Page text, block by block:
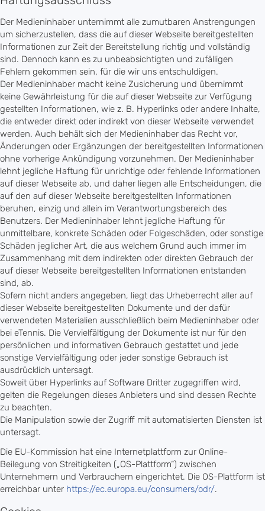
Der Medieninhaber unternimmt alle zumutbaren Anstrengungen
um sicherzustellen, dass die auf dieser Webseite bereitgestellten
Informationen zur Zeit der Bereitstellung richtig und vollständig
sind. Dennoch kann es zu unbeabsichtigten und zufälligen
Fehlern gekommen sein, für die wir uns entschuldigen.
Der Medieninhaber macht keine Zusicherung und übernimmt
keine Gewährleistung für die auf dieser Webseite zur Verfügung
gestellten Informationen, wie z. B. Hyperlinks oder andere Inhalte,
die entweder direkt oder indirekt von dieser Webseite verwendet
werden. Auch behält sich der Medieninhaber das Recht vor,
Änderungen oder Ergänzungen der bereitgestellten Informationen
ohne vorherige Ankündigung vorzunehmen. Der Medieninhaber
lehnt jegliche Haftung für unrichtige oder fehlende Informationen
auf dieser Webseite ab, und daher liegen alle Entscheidungen, die
auf den auf dieser Webseite bereitgestellten Informationen
beruhen, einzig und allein im Verantwortungsbereich des
Benutzers. Der Medieninhaber lehnt jegliche Haftung für
unmittelbare, konkrete Schäden oder Folgeschäden, oder sonstige
Schäden jeglicher Art, die aus welchem Grund auch immer im
Zusammenhang mit dem indirekten oder direkten Gebrauch der
auf dieser Webseite bereitgestellten Informationen entstanden
sind, ab.
Sofern nicht anders angegeben, liegt das Urheberrecht aller auf
dieser Webseite bereitgestellten Dokumente und der dafür
verwendeten Materialien ausschließlich beim Medieninhaber oder
bei eTennis. Die Vervielfältigung der Dokumente ist nur für den
persönlichen und informativen Gebrauch gestattet und jede
sonstige Vervielfältigung oder jeder sonstige Gebrauch ist
ausdrücklich untersagt.
Soweit über Hyperlinks auf Software Dritter zugegriffen wird,
gelten die Regelungen dieses Anbieters und sind dessen Rechte
zu beachten.
Die Manipulation sowie der Zugriff mit automatisierten Diensten ist
untersagt.
Die EU-Kommission hat eine Internetplattform zur Online-
Beilegung von Streitigkeiten („OS-Plattform“) zwischen
Unternehmern und Verbrauchern eingerichtet. Die OS-Plattform ist
erreichbar unter https://ec.europa.eu/consumers/odr/.